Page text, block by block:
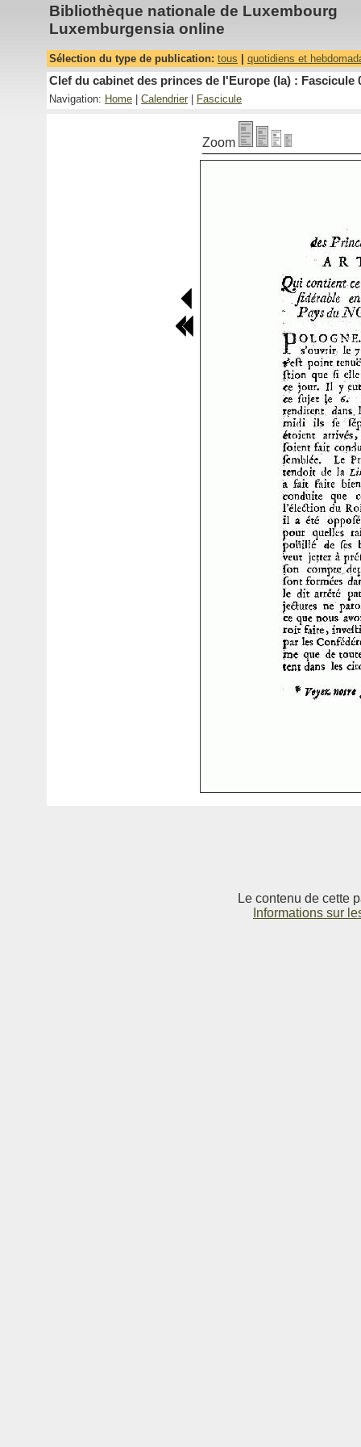
Bibliothèque nationale de Luxembourg
Luxemburgensia online
Sélection du type de publication: tous quotidiens et
Clef du cabinet des princes de l'Europe (la) : Fascicule
Navigation: Home Calendrier Fascicule
Zoom
Le contenu de cette
Informations sur